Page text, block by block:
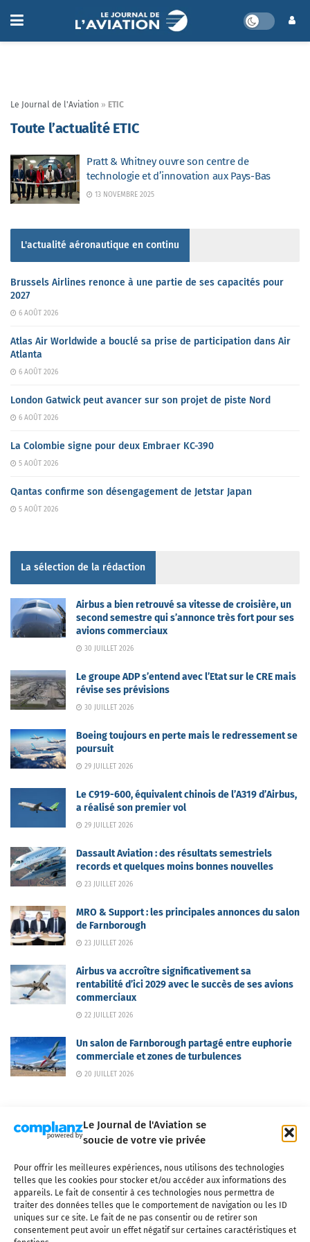
Le Journal de l'Aviation se
soucie de votre vie privée
Pour offrir les meilleures expériences, nous utilisons des technologies
telles que les cookies pour stocker et/ou accéder aux informations des
appareils. Le fait de consentir à ces technologies nous permettra de
traiter des données telles que le comportement de navigation ou les ID
uniques sur ce site. Le fait de ne pas consentir ou de retirer son
consentement peut avoir un effet négatif sur certaines caractéristiques et
Le Journal de l'Aviation » ETIC
Toute l’actualité ETIC
Pratt & Whitney ouvre son centre de
technologie et d’innovation aux Pays-Bas
13 NOVEMBRE 2025
L'actualité aéronautique en continu
Brussels Airlines renonce à une partie de ses capacités pour
2027
6 AOÛT 2026
Atlas Air Worldwide a bouclé sa prise de participation dans Air
Atlanta
6 AOÛT 2026
London Gatwick peut avancer sur son projet de piste Nord
6 AOÛT 2026
La Colombie signe pour deux Embraer KC-390
5 AOÛT 2026
Qantas confirme son désengagement de Jetstar Japan
5 AOÛT 2026
La sélection de la rédaction
Airbus a bien retrouvé sa vitesse de croisière, un
second semestre qui s’annonce très fort pour ses
avions commerciaux
30 JUILLET 2026
Le groupe ADP s’entend avec l’Etat sur le CRE mais
révise ses prévisions
30 JUILLET 2026
Boeing toujours en perte mais le redressement se
poursuit
29 JUILLET 2026
Le C919-600, équivalent chinois de l’A319 d’Airbus,
a réalisé son premier vol
29 JUILLET 2026
Dassault Aviation : des résultats semestriels
records et quelques moins bonnes nouvelles
23 JUILLET 2026
MRO & Support : les principales annonces du salon
de Farnborough
23 JUILLET 2026
Airbus va accroître significativement sa
rentabilité d’ici 2029 avec le succès de ses avions
commerciaux
22 JUILLET 2026
Un salon de Farnborough partagé entre euphorie
commerciale et zones de turbulences
20 JUILLET 2026
Qui sommes-nous ? Nous contacter
Partenaires
Mentions légales
CGV Politique de confidentialité Cookies